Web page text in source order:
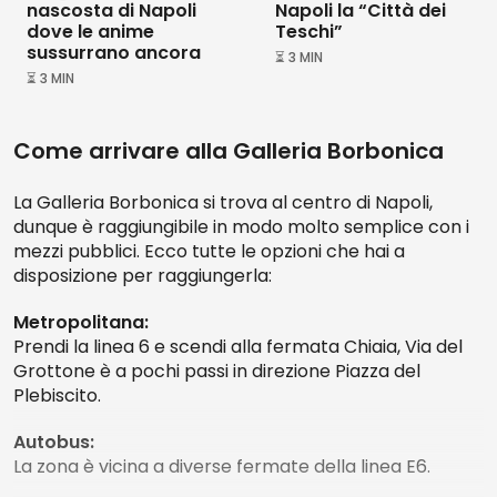
nascosta di Napoli
dove le anime
sussurrano ancora
⏳ 3 MIN
Napoli la “Città dei
Teschi”
⏳ 3 MIN
Come arrivare alla Galleria Borbonica
La Galleria Borbonica si trova al centro di Napoli,
dunque è raggiungibile in modo molto semplice con i
mezzi pubblici. Ecco tutte le opzioni che hai a
disposizione per raggiungerla:
Metropolitana:
Prendi la linea 6 e scendi alla fermata Chiaia, Via del
Grottone è a pochi passi in direzione Piazza del
Plebiscito.
Autobus:
La zona è vicina a diverse fermate della linea E6.